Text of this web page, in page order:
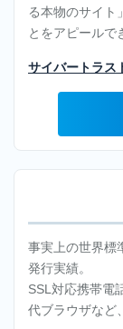
OEM-
Plesk
サー
レン
ービ
ス
SSL
サ
る本物のサイト
とをアピールで
サイバートラス
事実上の世界標
発行実績。
SSL対応携帯電
代ブラウザなど